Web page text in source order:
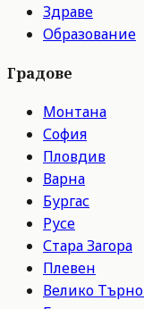
Здраве
Образование
Градове
Монтана
София
Пловдив
Варна
Бургас
Русе
Стара Загора
Плевен
Велико